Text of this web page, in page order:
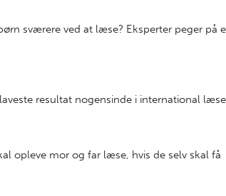
sværere ved at læse? Eksperter peger på
resultat nogensinde i international
opleve mor og far læse, hvis de selv skal få